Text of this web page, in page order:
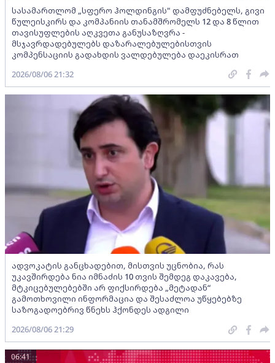
სასამართლომ „სფერო ჰოლდინგის" დამფუძნებელს, გივი
წულეისკირს და კომპანიის თანამშრომელს 12 და 8 წლით
თავისუფლების აღკვეთა განუსაზღვრა -
მსჯავრდადებულებს დაზარალებულებისთვის
კომპენსაციის გადახდის ვალდებულება დაეკისრათ
2026/08/06 21:32
ადვოკატის განცხადებით, მისთვის უცნობია, რას
უკავშირდება ნია იმნაძის 10 თვის შემდეგ დაკავება,
მტკიცებულებებში არ ფიქსირდება „მეტადან“
გამოთხოვილი ინფორმაცია და შესაძლოა უწყებებზე
საზოგადოებრივ წნეხს ჰქონდეს ადგილი
2026/08/06 21:29
06:41